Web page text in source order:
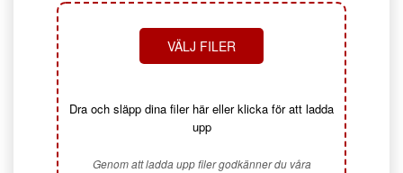
VÄLJ FILER
Dra och släpp dina filer här eller klicka för att ladda
upp
Genom att ladda upp filer godkänner du våra